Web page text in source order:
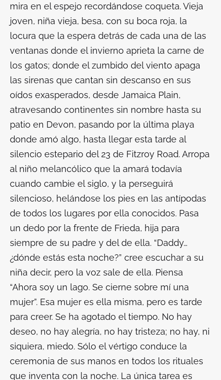
mira en el espejo recordándose coqueta. Vieja
joven, niña vieja, besa, con su boca roja, la
locura que la espera detrás de cada una de las
ventanas donde el invierno aprieta la carne de
los gatos; donde el zumbido del viento apaga
las sirenas que cantan sin descanso en sus
oídos exasperados, desde Jamaica Plain,
atravesando continentes sin nombre hasta su
patio en Devon, pasando por la última playa
donde amó algo, hasta llegar esta tarde al
silencio estepario del 23 de Fitzroy Road. Arropa
al niño melancólico que la amará todavía
cuando cambie el siglo, y la perseguirá
silencioso, helándose los pies en las antípodas
de todos los lugares por ella conocidos. Pasa
un dedo por la frente de Frieda, hija para
siempre de su padre y del de ella. “Daddy…
¿dónde estás esta noche?” cree escuchar a su
niña decir, pero la voz sale de ella. Piensa
“Ahora soy un lago. Se cierne sobre mí una
mujer”. Esa mujer es ella misma, pero es tarde
para creer. Se ha agotado el tiempo. No hay
deseo, no hay alegría, no hay tristeza; no hay, ni
siquiera, miedo. Sólo el vértigo conduce la
ceremonia de sus manos en todos los rituales
que inventa con la noche. La única tarea es